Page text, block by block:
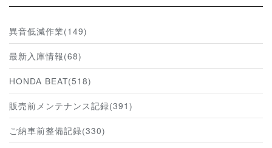
異音低減作業(149)
最新入庫情報(68)
HONDA BEAT(518)
販売前メンテナンス記録(391)
ご納車前整備記録(330)